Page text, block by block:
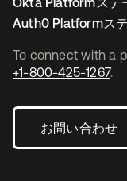
To connect with a
+1-800-425-1267.
お問い合わせ
Auth0 Platformス